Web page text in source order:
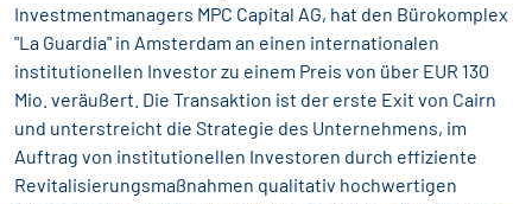
Investmentmanagers MPC Capital AG, hat den Bürokomplex
"La Guardia" in Amsterdam an einen internationalen
institutionellen Investor zu einem Preis von über EUR 130
Mio. veräußert. Die Transaktion ist der erste Exit von Cairn
und unterstreicht die Strategie des Unternehmens, im
Auftrag von institutionellen Investoren durch effiziente
Revitalisierungsmaßnahmen qualitativ hochwertigen